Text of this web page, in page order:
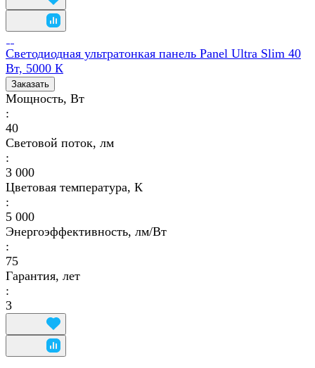
Светодиодная ультратонкая панель Panel Ultra Slim 40
Вт, 5000 К
Заказать
Мощность, Вт
:
40
Световой поток, лм
:
3 000
Цветовая температура, К
:
5 000
Энергоэффективность, лм/Вт
:
75
Гарантия, лет
:
3